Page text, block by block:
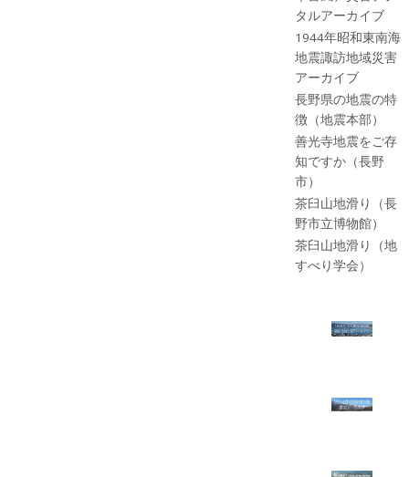
タルアーカイブ
1944年昭和東南海
地震諏訪地域災害
アーカイブ
長野県の地震の特
徴（地震本部）
善光寺地震をご存
知ですか（長野
市）
茶臼山地滑り（長
野市立博物館）
茶臼山地滑り（地
すべり学会）